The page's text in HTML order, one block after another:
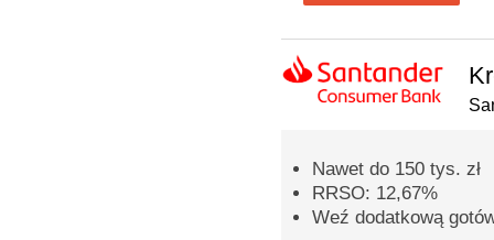
Nawet do 150 tys. zł
RRSO: 12,67%
Weź dodatkową